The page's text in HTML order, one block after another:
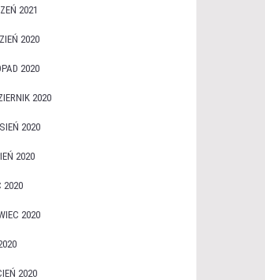
2021
2020
2020
2020
2020
2020
2020
2020
2020